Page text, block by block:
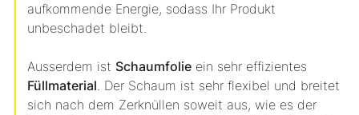
aufkommende Energie, sodass Ihr Produkt
unbeschadet bleibt.
Ausserdem ist Schaumfolie ein sehr effizientes
Füllmaterial. Der Schaum ist sehr flexibel und breitet
sich nach dem Zerknüllen soweit aus, wie es der